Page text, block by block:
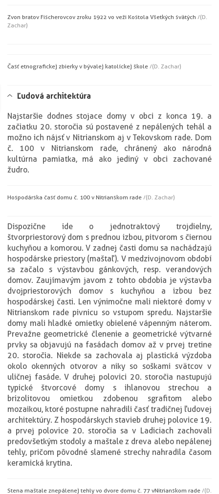
Zvon bratov Fischerovcov z roku 1922 vo veži Kostola Všetkých svätých /(D.
Zachar)
Časť etnografickej zbierky v bývalej katolíckej škole /(D. Zachar)
Ľudová architektúra
Najstaršie dodnes stojace domy v obci z konca 19. a
začiatku 20. storočia sú postavené z nepálených tehál a
možno ich nájsť v Nitrianskom aj v Tekovskom rade. Dom
č. 100 v Nitrianskom rade, chránený ako národná
kultúrna pamiatka, má ako jediný v obci zachované
žudro.
Hospodárska časť domu č. 100 v Nitrianskom rade /(D. Zachar)
Dispozične ide o jednotraktový trojdielny,
štvorpriestorový dom s prednou izbou, pitvorom s čiernou
kuchyňou a komorou. V zadnej časti domu sa nachádzajú
hospodárske priestory (maštaľ). V medzivojnovom období
sa začalo s výstavbou gánkových, resp. verandových
domov. Zaujímavým javom z tohto obdobia je výstavba
dvojpriestorových domov s kuchyňou a izbou bez
hospodárskej časti. Len výnimočne mali niektoré domy v
Nitrianskom rade pivnicu so vstupom spredu. Najstaršie
domy mali hladké omietky obielené vápenným náterom.
Prevažne geometrické členenie a geometrické výtvarné
prvky sa objavujú na fasádach domov až v prvej tretine
20. storočia. Niekde sa zachovala aj plastická výzdoba
okolo okenných otvorov a niky so soškami svätcov v
uličnej fasáde. V druhej polovici 20. storočia nastupujú
typické štvorcové domy s ihlanovou strechou a
brizolitovou omietkou zdobenou sgrafitom alebo
mozaikou, ktoré postupne nahradili časť tradičnej ľudovej
architektúry. Z hospodárskych stavieb druhej polovice 19.
a prvej polovice 20. storočia sa v Ladiciach zachovali
predovšetkým stodoly a maštale z dreva alebo nepálenej
tehly, pričom pôvodné slamené strechy nahradila časom
keramická krytina.
Stena maštale z nepálenej tehly vo dvore domu č. 77 v Nitrianskom rade /(D.